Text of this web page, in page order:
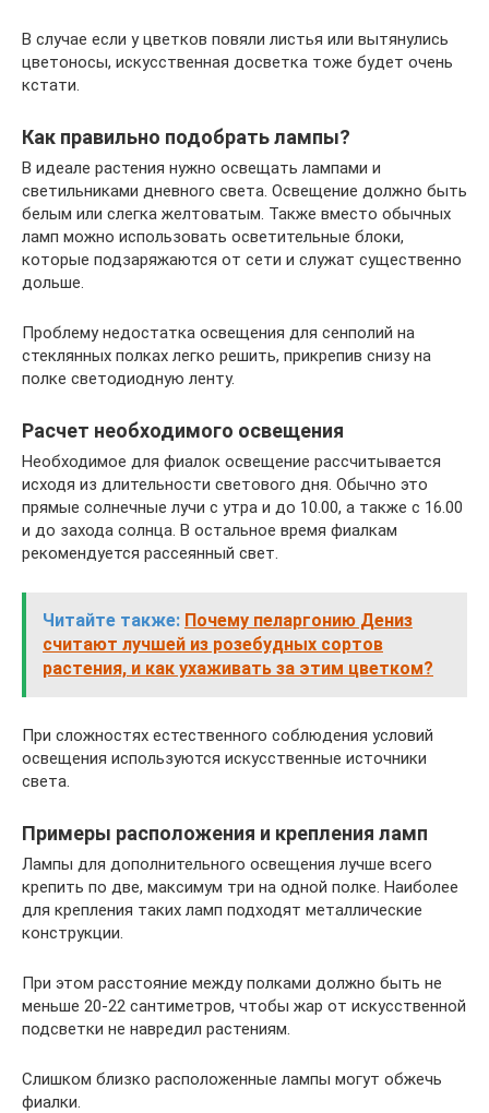
В случае если у цветков повяли листья или вытянулись
цветоносы, искусственная досветка тоже будет очень
кстати.
Как правильно подобрать лампы?
В идеале растения нужно освещать лампами и
светильниками дневного света. Освещение должно быть
белым или слегка желтоватым. Также вместо обычных
ламп можно использовать осветительные блоки,
которые подзаряжаются от сети и служат существенно
дольше.
Проблему недостатка освещения для сенполий на
стеклянных полках легко решить, прикрепив снизу на
полке светодиодную ленту.
Расчет необходимого освещения
Необходимое для фиалок освещение рассчитывается
исходя из длительности светового дня. Обычно это
прямые солнечные лучи с утра и до 10.00, а также с 16.00
и до захода солнца. В остальное время фиалкам
рекомендуется рассеянный свет.
Читайте также: Почему пеларгонию Дениз
считают лучшей из розебудных сортов
растения, и как ухаживать за этим цветком?
При сложностях естественного соблюдения условий
освещения используются искусственные источники
света.
Примеры расположения и крепления ламп
Лампы для дополнительного освещения лучше всего
крепить по две, максимум три на одной полке. Наиболее
для крепления таких ламп подходят металлические
конструкции.
При этом расстояние между полками должно быть не
меньше 20-22 сантиметров, чтобы жар от искусственной
подсветки не навредил растениям.
Слишком близко расположенные лампы могут обжечь
фиалки.